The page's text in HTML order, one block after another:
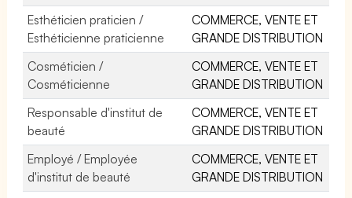
Esthéticien praticien /
Esthéticienne praticienne
COMMERCE, VENTE ET
GRANDE DISTRIBUTION
Cosméticien /
Cosméticienne
COMMERCE, VENTE ET
GRANDE DISTRIBUTION
Responsable d'institut de
beauté
COMMERCE, VENTE ET
GRANDE DISTRIBUTION
Employé / Employée
d'institut de beauté
COMMERCE, VENTE ET
GRANDE DISTRIBUTION